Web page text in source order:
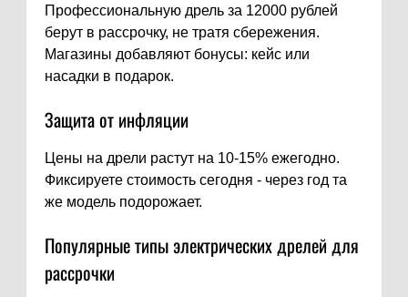
Профессиональную дрель за 12000 рублей
берут в рассрочку, не тратя сбережения.
Магазины добавляют бонусы: кейс или
насадки в подарок.
Защита от инфляции
Цены на дрели растут на 10-15% ежегодно.
Фиксируете стоимость сегодня - через год та
же модель подорожает.
Популярные типы электрических дрелей для
рассрочки